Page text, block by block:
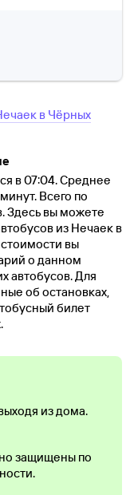
в Чёрных
в 07:04. Среднее
Всего по
Здесь вы можете
из Нечаек в
вы
о данном
автобусов. Для
об остановках,
билет
из дома.
защищены по